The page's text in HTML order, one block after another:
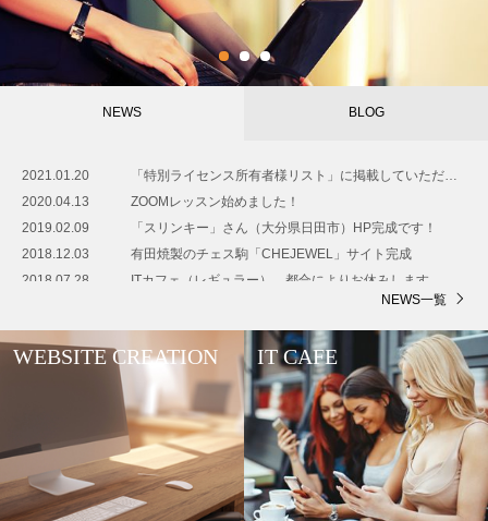
NEWS BLOG
2021.01.20
2020.04.13
ZOOMレッスン始めました！
2019.02.09
「スリンキー」さん（大分県日田市）HP完成です！
2018.12.03
有田焼製のチェス駒「CHEJEWEL」サイト完成
2018.07.28
ITカフェ（レギュラー）、都合によりお休みします
NEWS一覧
WEBSITE CREATION IT CAFE
PRIVACY POLICY